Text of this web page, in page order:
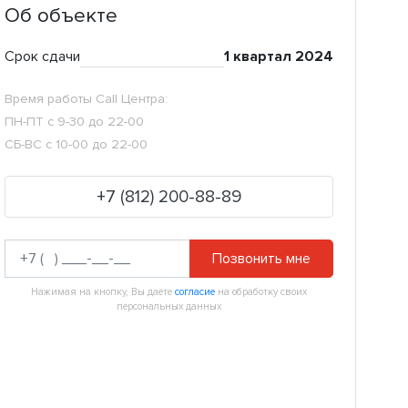
Об объекте
Срок сдачи 1 квартал 2024
Время работы Call Центра:
ПН-ПТ с 9-30 до 22-00
СБ-ВС с 10-00 до 22-00
+7 (812) 200-88-89
Позвонить мне
Нажимая на кнопку, Вы даете согласиена обработку своих
персональных данных